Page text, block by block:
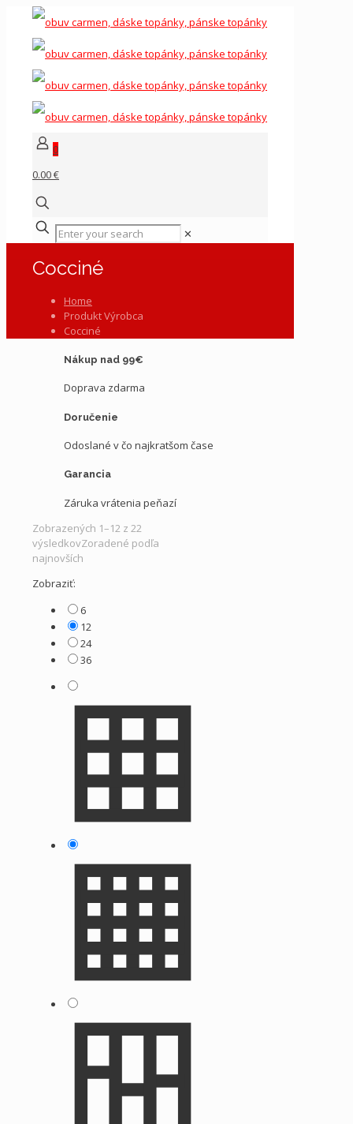
0
0.00 €
✕
Cocciné
Home
Produkt Výrobca
Cocciné
Nákup nad 99€
Doprava zdarma
Doručenie
Odoslané v čo najkratšom čase
Garancia
Záruka vrátenia peňazí
Zobrazených 1–12 z 22
výsledkovZoradené podľa
najnovších
Zobraziť:
6
12
24
36